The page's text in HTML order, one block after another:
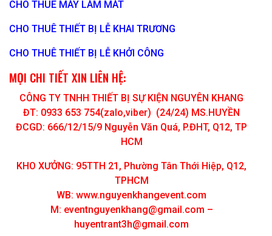
CHO THUÊ MÁY LÀM MÁT
CHO THUÊ THIẾT BỊ LỄ KHAI TRƯƠNG
CHO THUÊ THIẾT BỊ LỄ KHỞI CÔNG
MỌI CHI TIẾT XIN LIÊN HỆ:
CÔNG TY TNHH THIẾT BỊ SỰ KIỆN NGUYÊN KHANG
ĐT: 0933 653 754(zalo,viber) (24/24) MS.HUYỀN
ĐCGD: 666/12/15/9 Nguyễn Văn Quá, P.ĐHT, Q12, TP
HCM
KHO XƯỞNG: 95TTH 21, Phường Tân Thới Hiệp, Q12,
TPHCM
WB: www.nguyenkhangevent.com
M: eventnguyenkhang@gmail.com –
huyentrant3h@gmail.com